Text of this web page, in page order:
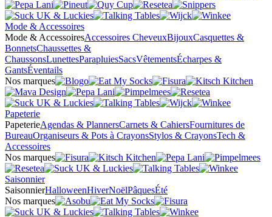
Mode & Accessoires
Mode & AccessoiresAccessoires CheveuxBijouxCasquettes &
BonnetsChaussettes &
ChaussonsLunettesParapluiesSacsVêtementsÉcharpes &
GantsÉventails
Nos marques
Papeterie
PapeterieAgendas & PlannersCarnets & CahiersFournitures de
BureauOrganiseurs & Pots à CrayonsStylos & CrayonsTech &
Accessoires
Nos marques
Saisonnier
SaisonnierHalloweenHiverNoëlPâquesÉté
Nos marques